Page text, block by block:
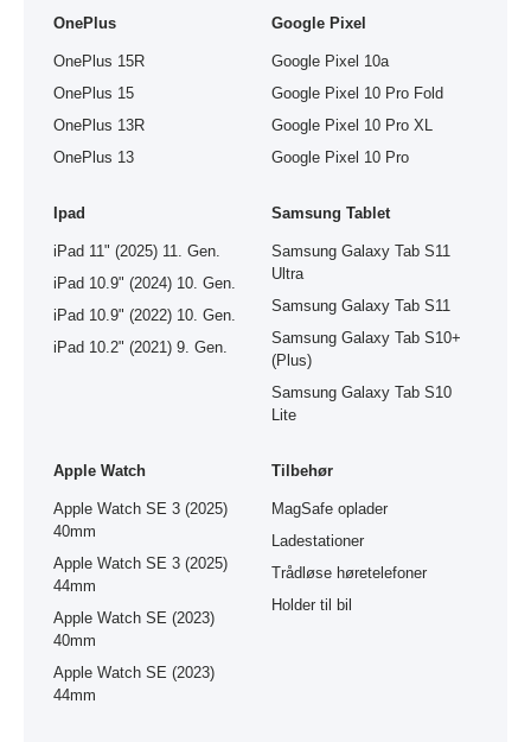
OnePlus
OnePlus 15R
OnePlus 15
OnePlus 13R
OnePlus 13
Google Pixel
Google Pixel 10a
Google Pixel 10 Pro Fold
Google Pixel 10 Pro XL
Google Pixel 10 Pro
Ipad
iPad 11" (2025) 11. Gen.
iPad 10.9" (2024) 10. Gen.
iPad 10.9" (2022) 10. Gen.
iPad 10.2" (2021) 9. Gen.
Samsung Tablet
Samsung Galaxy Tab S11
Ultra
Samsung Galaxy Tab S11
Samsung Galaxy Tab S10+
(Plus)
Samsung Galaxy Tab S10
Lite
Apple Watch
Apple Watch SE 3 (2025)
40mm
Apple Watch SE 3 (2025)
44mm
Apple Watch SE (2023)
40mm
Apple Watch SE (2023)
44mm
Tilbehør
MagSafe oplader
Ladestationer
Trådløse høretelefoner
Holder til bil